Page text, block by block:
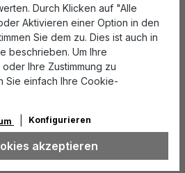
Durch Klicken auf "Alle
Aktivieren einer Option in den
Sie dem zu. Dies ist auch in
beschrieben. Um Ihre
Ihre Zustimmung zu
Sie einfach Ihre Cookie-
Konfigurieren
akzeptieren